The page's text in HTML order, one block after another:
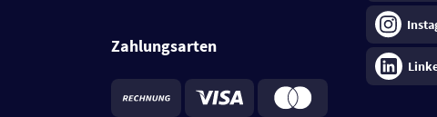
Zahlungsarten